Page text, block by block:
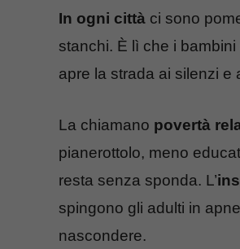
In ogni città ci sono
stanchi. È lì che i
apre la strada ai silenzi e
La chiamano povertà
pianerottolo, meno
resta senza sponda. L’
spingono gli adulti in
nascondere.